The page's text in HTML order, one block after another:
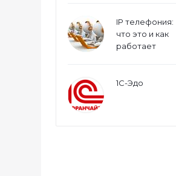
IP телефония:
что это и как
работает
1С-Эдо